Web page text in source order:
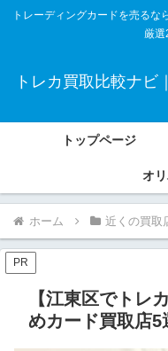
トレーディングカードを売る
厳選
トレカ買取比較ナ
トップページ
オ
ホーム 近くの買取
PR
【江東区でトレ
めカード買取店5